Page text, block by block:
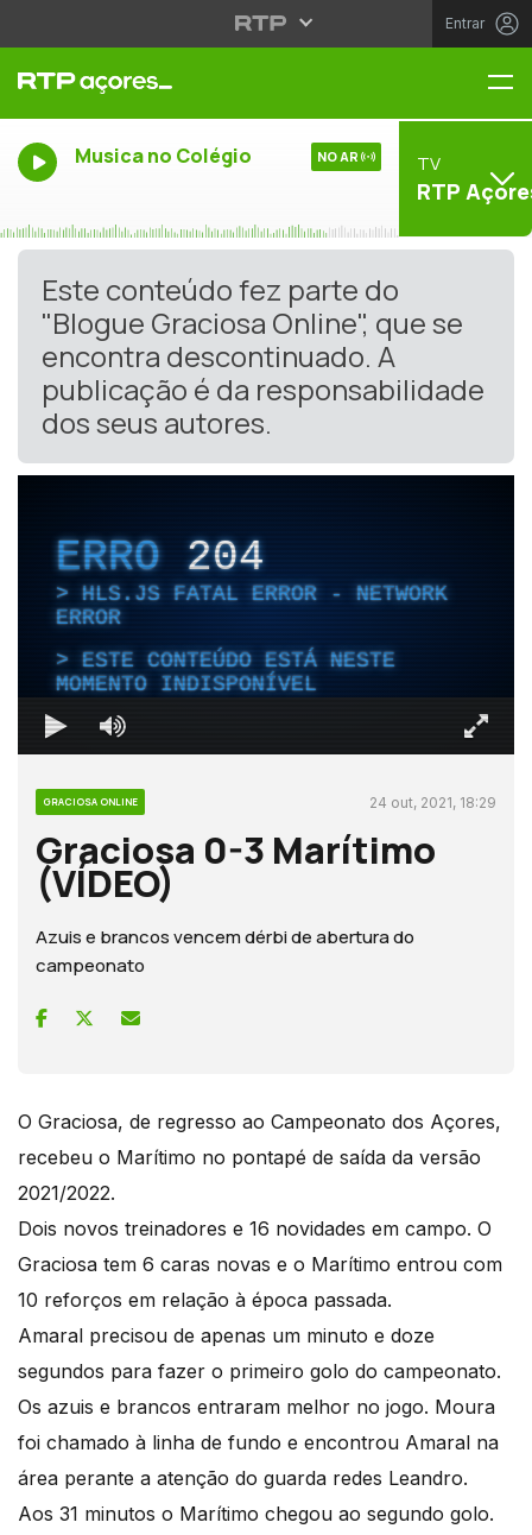
Entrar
Musica no Colégio NO AR TV
RTP
Este conteúdo fez parte do
"Blogue Graciosa Online", que se
encontra descontinuado. A
publicação é da responsabilidade
dos seus autores.
ERRO204
HLS.JS FATAL ERROR - NETWORK
ERROR
ESTE CONTEÚDO ESTÁ NESTE
MOMENTO INDISPONÍVEL
GRACIOSA ONLINE 24 out, 2021, 18:29
Graciosa 0-3 Marítimo
(VÍDEO)
Azuis e brancos vencem dérbi de abertura do
campeonato
O Graciosa, de regresso ao Campeonato dos Açores,
recebeu o Marítimo no pontapé de saída da versão
2021/2022.
Dois novos treinadores e 16 novidades em campo. O
Graciosa tem 6 caras novas e o Marítimo entrou com
10 reforços em relação à época passada.
Amaral precisou de apenas um minuto e doze
segundos para fazer o primeiro golo do campeonato.
Os azuis e brancos entraram melhor no jogo. Moura
foi chamado à linha de fundo e encontrou Amaral na
área perante a atenção do guarda redes Leandro.
Aos 31 minutos o Marítimo chegou ao segundo golo.